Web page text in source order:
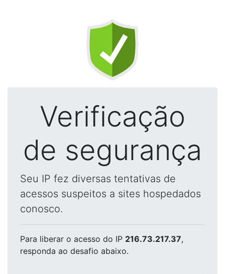
Verificação
de segurança
Seu IP fez diversas tentativas de
acessos suspeitos a sites hospedados
conosco.
Para liberar o acesso do IP 216.73.217.37,
responda ao desafio abaixo.